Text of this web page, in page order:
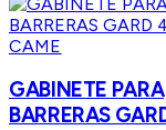
CAME
GABINETE PARA
BARRERAS